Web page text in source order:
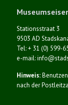
Stationsstraat 3
9503 AD
Tel: + 31 (0) 599-
e-mail:
Hinweis:Benutzen
nach der